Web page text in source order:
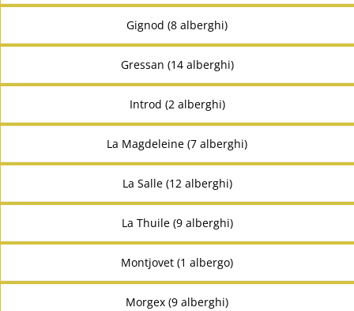
Gignod (8 alberghi)
Gressan (14 alberghi)
Introd (2 alberghi)
La Magdeleine (7 alberghi)
La Salle (12 alberghi)
La Thuile (9 alberghi)
Montjovet (1 albergo)
Morgex (9 alberghi)